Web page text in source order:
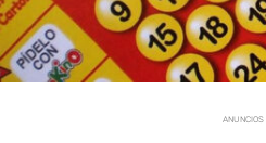
ANUNCIOS